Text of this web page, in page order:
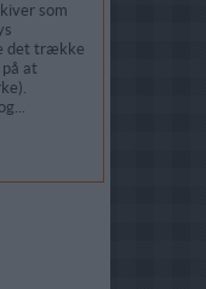
som
det trække
at